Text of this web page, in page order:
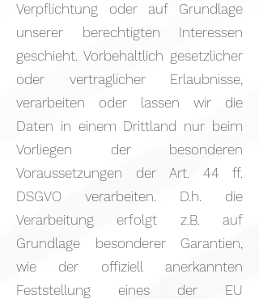
Verpflichtung oder auf Grundlage
unserer berechtigten Interessen
geschieht. Vorbehaltlich gesetzlicher
oder vertraglicher Erlaubnisse,
verarbeiten oder lassen wir die
Daten in einem Drittland nur beim
Vorliegen der besonderen
Voraussetzungen der Art. 44 ff.
DSGVO verarbeiten. D.h. die
Verarbeitung erfolgt z.B. auf
Grundlage besonderer Garantien,
wie der offiziell anerkannten
Feststellung eines der EU